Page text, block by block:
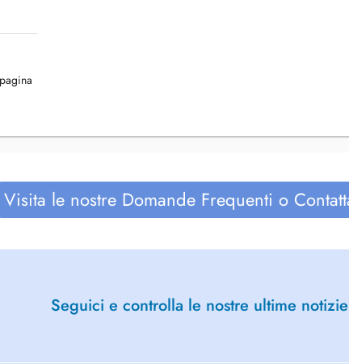
Visita le nostre Domande Frequenti o
Seguici e controlla le nostre ultime notizie